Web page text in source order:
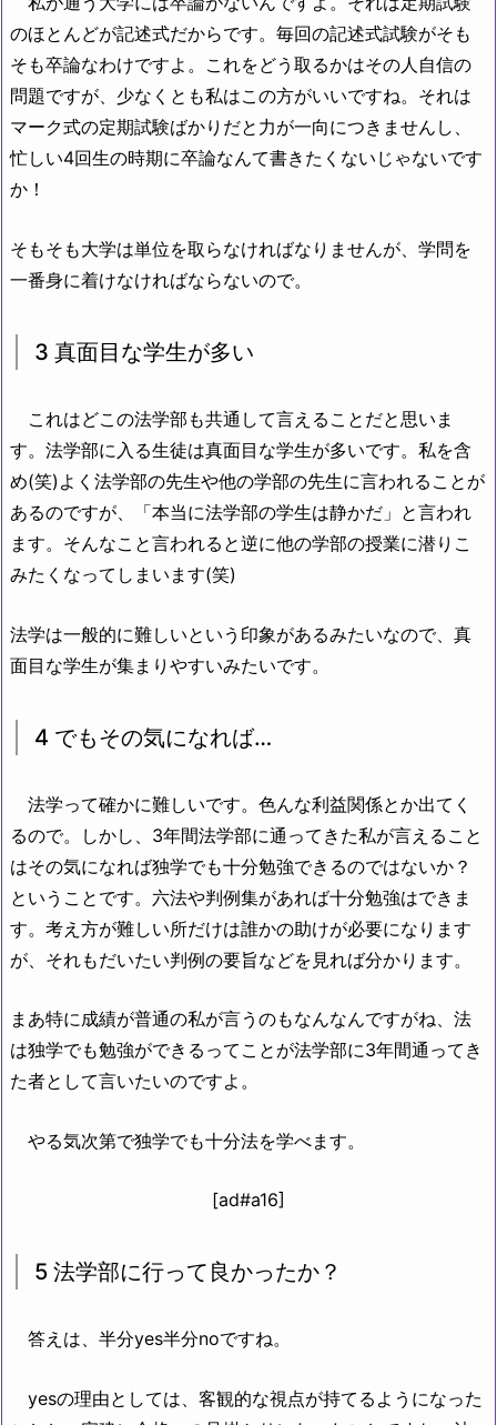
のほとんどが記述式だからです。毎回の記述式試験がそも
そも卒論なわけですよ。これをどう取るかはその人自信の
問題ですが、少なくとも私はこの方がいいですね。それは
マーク式の定期試験ばかりだと力が一向につきませんし、
忙しい4回生の時期に卒論なんて書きたくないじゃないです
か！
そもそも大学は単位を取らなければなりませんが、学問を
一番身に着けなければならないので。
3 真面目な学生が多い
これはどこの法学部も共通して言えることだと思いま
す。法学部に入る生徒は真面目な学生が多いです。私を含
め(笑)よく法学部の先生や他の学部の先生に言われることが
あるのですが、「本当に法学部の学生は静かだ」と言われ
ます。そんなこと言われると逆に他の学部の授業に潜りこ
みたくなってしまいます(笑)
法学は一般的に難しいという印象があるみたいなので、真
面目な学生が集まりやすいみたいです。
4 でもその気になれば…
法学って確かに難しいです。色んな利益関係とか出てく
るので。しかし、3年間法学部に通ってきた私が言えること
はその気になれば独学でも十分勉強できるのではないか？
ということです。六法や判例集があれば十分勉強はできま
す。考え方が難しい所だけは誰かの助けが必要になります
が、それもだいたい判例の要旨などを見れば分かります。
まあ特に成績が普通の私が言うのもなんなんですがね、法
は独学でも勉強ができるってことが法学部に3年間通ってき
た者として言いたいのですよ。
やる気次第で独学でも十分法を学べます。
[ad#a16]
5 法学部に行って良かったか？
答えは、半分yes半分noですね。
yesの理由としては、客観的な視点が持てるようになった